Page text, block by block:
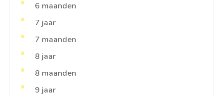
6 maanden
7 jaar
7 maanden
8 jaar
8 maanden
9 jaar